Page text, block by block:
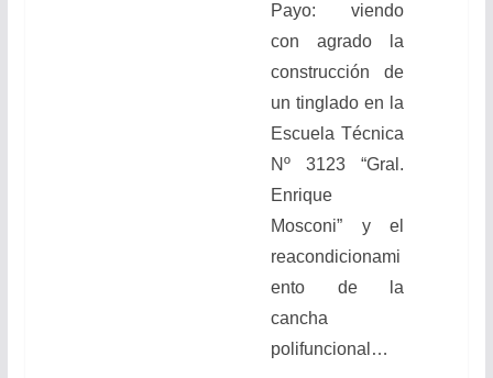
Payo: viendo
con agrado la
construcción de
un tinglado en la
Escuela Técnica
Nº 3123 “Gral.
Enrique
Mosconi” y el
reacondicionami
ento de la
cancha
polifuncional …